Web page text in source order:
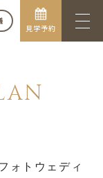
見学予約
ォトウェディ